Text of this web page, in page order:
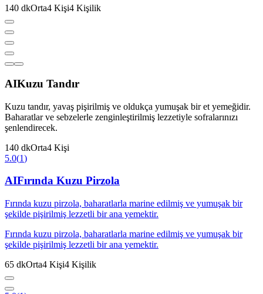
140 dkOrta4 Kişi4 Kişilik
AIKuzu Tandır
Kuzu tandır, yavaş pişirilmiş ve oldukça yumuşak bir et yemeğidir.
Baharatlar ve sebzelerle zenginleştirilmiş lezzetiyle sofralarınızı
şenlendirecek.
140 dkOrta4 Kişi
5.0(1)
AIFırında Kuzu Pirzola
Fırında kuzu pirzola, baharatlarla marine edilmiş ve yumuşak bir
şekilde pişirilmiş lezzetli bir ana yemektir.
Fırında kuzu pirzola, baharatlarla marine edilmiş ve yumuşak bir
şekilde pişirilmiş lezzetli bir ana yemektir.
65 dkOrta4 Kişi4 Kişilik